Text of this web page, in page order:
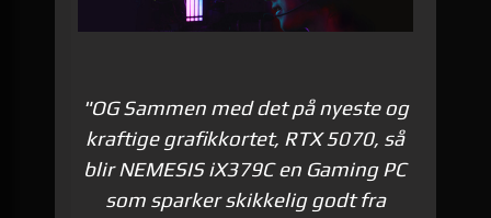
"OG Sammen med det på nyeste og
kraftige grafikkortet, RTX 5070, så
blir NEMESIS iX379C en Gaming PC
som sparker skikkelig godt fra